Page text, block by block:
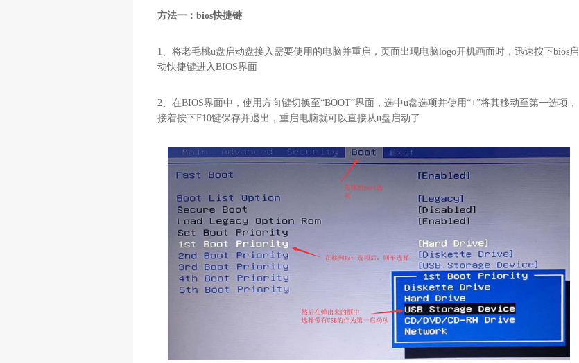
方法一：bios快捷键
1、将老毛桃u盘启动盘接入需要使用的电脑并重启，页面出现电脑logo开机画面时，迅速按下bios启
动快捷键进入BIOS界面
2、在BIOS界面中，使用方向键切换至“BOOT”界面，选中u盘选项并使用“+”将其移动至第一选项，
接着按下F10键保存并退出，重启电脑就可以直接从u盘启动了